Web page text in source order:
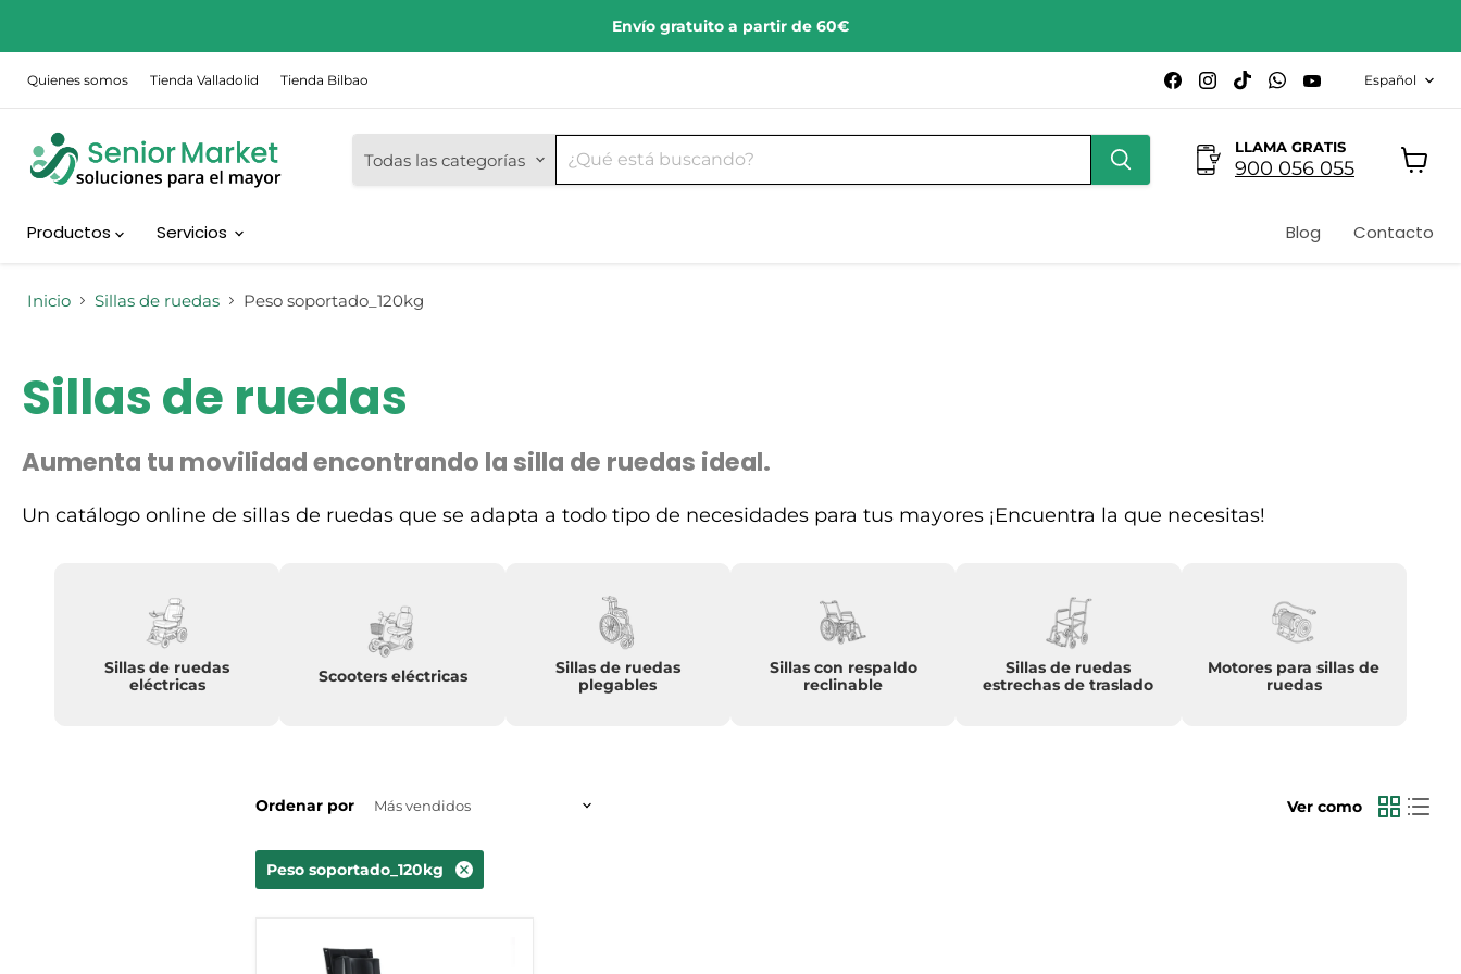
Envío gratuito a partir de 60€
Quienes somos Tienda Valladolid Tienda Bilbao
Encuéntrenos
en
Facebook
Encuéntrenos
en
Instagram
Encuéntrenos
en
TikTok
Encuéntrenos
en
WhatsApp
Encuéntrenos
YouTube
Idioma
Español
Todas las categorías
LLAMA GRATIS
900 056 055
Productos Servicios Blog Contacto
Inicio Sillas de ruedas Peso soportado_120kg
Sillas de ruedas
Aumenta tu movilidad encontrando la silla de ruedas ideal.
Un catálogo online de sillas de ruedas que se adapta a todo tipo de necesidades para tus mayores ¡Encuentra la que necesitas!
Sillas de ruedas
eléctricas
Scooters eléctricas
Sillas de ruedas
plegables
Sillas con respaldo
reclinable
Sillas de ruedas
estrechas de traslado
Motores para sillas de
ruedas
Ordenar por Ver como
Peso soportado_120kg